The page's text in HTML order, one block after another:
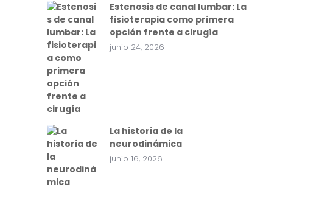
Estenosis de canal lumbar: La
fisioterapia como primera
opción frente a cirugía
junio 24, 2026
La historia de la
neurodinámica
junio 16, 2026